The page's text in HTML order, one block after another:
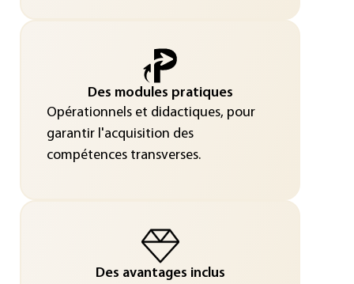
Des modules pratiques
Opérationnels et didactiques, pour
garantir l'acquisition des
compétences transverses.
Des avantages inclus